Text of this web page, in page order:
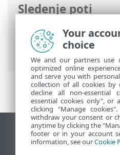
Sledenje poti
Spletna pomoč družbe
Mobile Security>
Mobile Security >
Prikaz mesta na
End of Life
Your
choice
We and our partners use
optimized online
and serve you with
collection of all cookies by
decline all non-essential
essential cookies only", or
clicking "Manage
withdraw your consent or
anytime by clicking the
footer or in your account
information, see ourCookie